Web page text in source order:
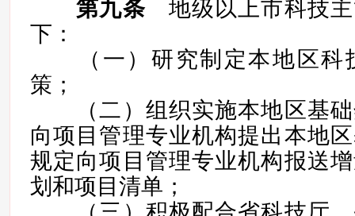
第九条地级以上市科技主
下：
（一）研究制定本地区科
策；
（二）组织实施本地区基础
向项目管理专业机构提出本地
规定向项目管理专业机构报送
划和项目清单；